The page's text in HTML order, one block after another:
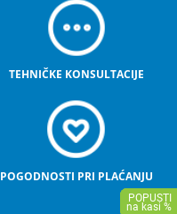
TEHNIČKE KONSULTACIJE
POGODNOSTI PRI PLAĆANJU